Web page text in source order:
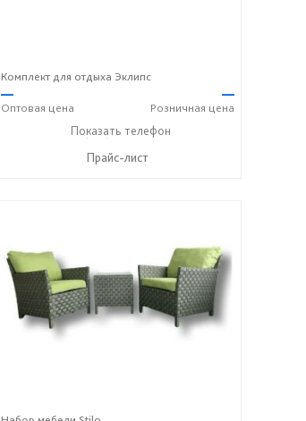
Комплект для отдыха Эклипс
—
Оптовая цена
—
Розничная цена
+7 (917) 600-15-16
Показать телефон
Прайс-лист